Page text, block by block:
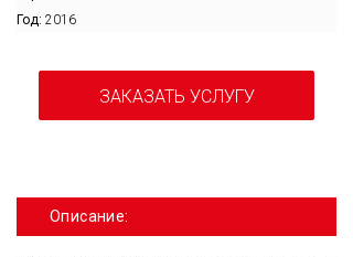
Год: 2016
ЗАКАЗАТЬ УСЛУГУ
Описание: